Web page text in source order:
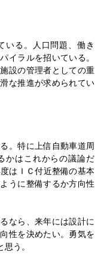
施設最適化／山下
河川部長就任イン
の河川づくり／藤
置を推進／渡辺秀
ー
る。人口問題、働き
イラルを招いている。
設の管理者としての重
な推進が求められてい
。特に上信自動車道周
かはこれからの議論だ
はＩＣ付近整備の基本
うに整備するか方向性
なら、来年には設計に
性を決めたい。勇気を
う。